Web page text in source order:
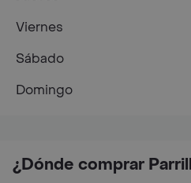
¿Dónde comprar
Viernes
Sábado
Domingo